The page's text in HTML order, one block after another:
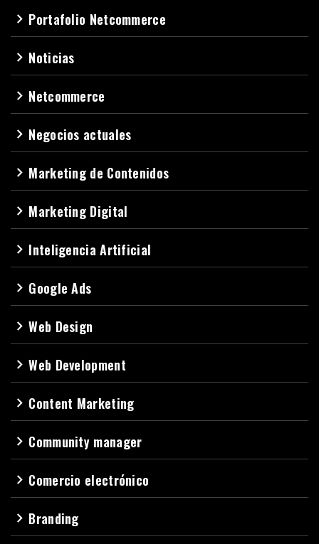
navigate_next Portafolio Netcommerce
navigate_next Noticias
navigate_next Netcommerce
navigate_next Negocios actuales
navigate_next Marketing de Contenidos
navigate_next Marketing Digital
navigate_next Inteligencia Artificial
navigate_next Google Ads
navigate_nextWeb Design
navigate_nextWeb Development
navigate_next Content Marketing
navigate_next Community manager
navigate_next Comercio electrónico
navigate_next Branding